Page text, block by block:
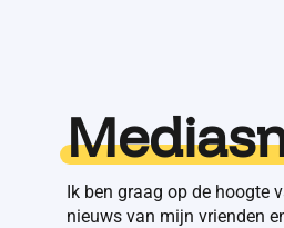
Ik ben graag op de hoogte
nieuws van mijn vrienden